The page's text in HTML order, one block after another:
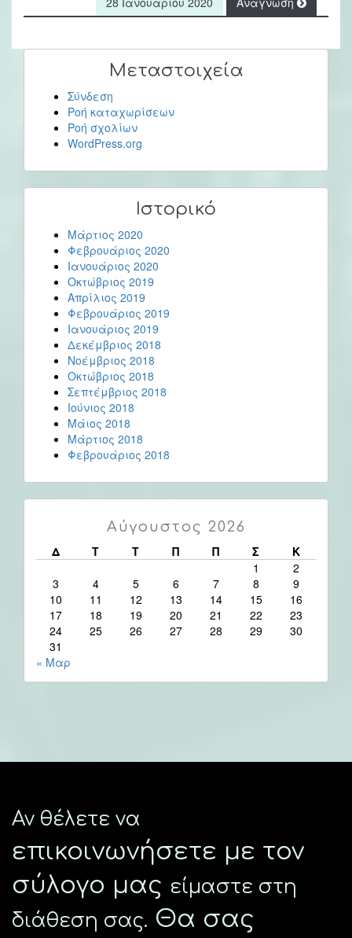
Μεταστοιχεία
Σύνδεση
Ροή καταχωρίσεων
Ροή σχολίων
WordPress.org
Ιστορικό
Μάρτιος 2020
Φεβρουάριος 2020
Ιανουάριος 2020
Οκτώβριος 2019
Απρίλιος 2019
Φεβρουάριος 2019
Ιανουάριος 2019
Δεκέμβριος 2018
Νοέμβριος 2018
Οκτώβριος 2018
Σεπτέμβριος 2018
Ιούνιος 2018
Μάιος 2018
Μάρτιος 2018
Φεβρουάριος 2018
Αύγουστος 2026
Δ
Τ Τ Π Π Σ
Κ
1
2
3
4 5 6 7 8
9
10
11 12 13 14 15
16
17
18 19 20 21 22
23
24
25 26 27 28 29
30
31
« Μαρ
Αν θέλετε να
επικοινωνήσετε με τον
σύλογο μας είμαστε στη
διάθεση σας. Θα σας